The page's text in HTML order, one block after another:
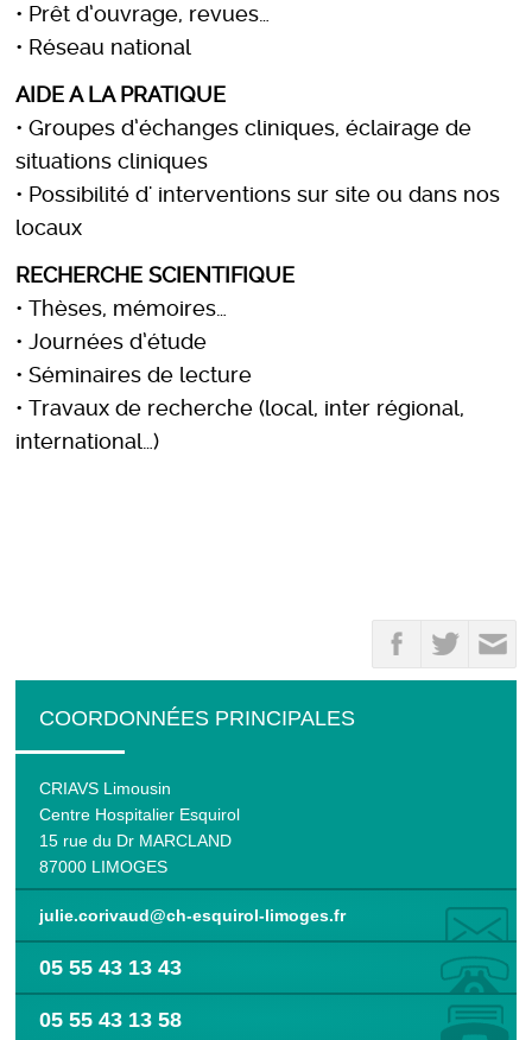
• Prêt d’ouvrage, revues…
• Réseau national
AIDE A LA PRATIQUE
• Groupes d’échanges cliniques, éclairage de
situations cliniques
• Possibilité d' interventions sur site ou dans nos
locaux
RECHERCHE SCIENTIFIQUE
• Thèses, mémoires…
• Journées d’étude
• Séminaires de lecture
• Travaux de recherche (local, inter régional,
international…)
COORDONNÉES PRINCIPALES
CRIAVS Limousin
Centre Hospitalier Esquirol
15 rue du Dr MARCLAND
87000 LIMOGES
julie.corivaud@ch-esquirol-limoges.fr
05 55 43 13 43
05 55 43 13 58